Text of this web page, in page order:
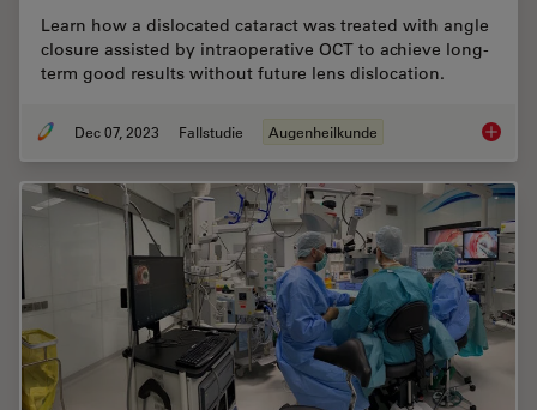
Learn how a dislocated cataract was treated with angle
closure assisted by intraoperative OCT to achieve long-
term good results without future lens dislocation.
Dec 07, 2023 Fallstudie Augenheilkunde